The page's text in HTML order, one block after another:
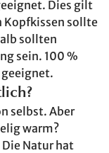
Dies gilt
Kopfkissen sollte
sollten
sein. 100 %
selbst. Aber
warm?
Natur hat